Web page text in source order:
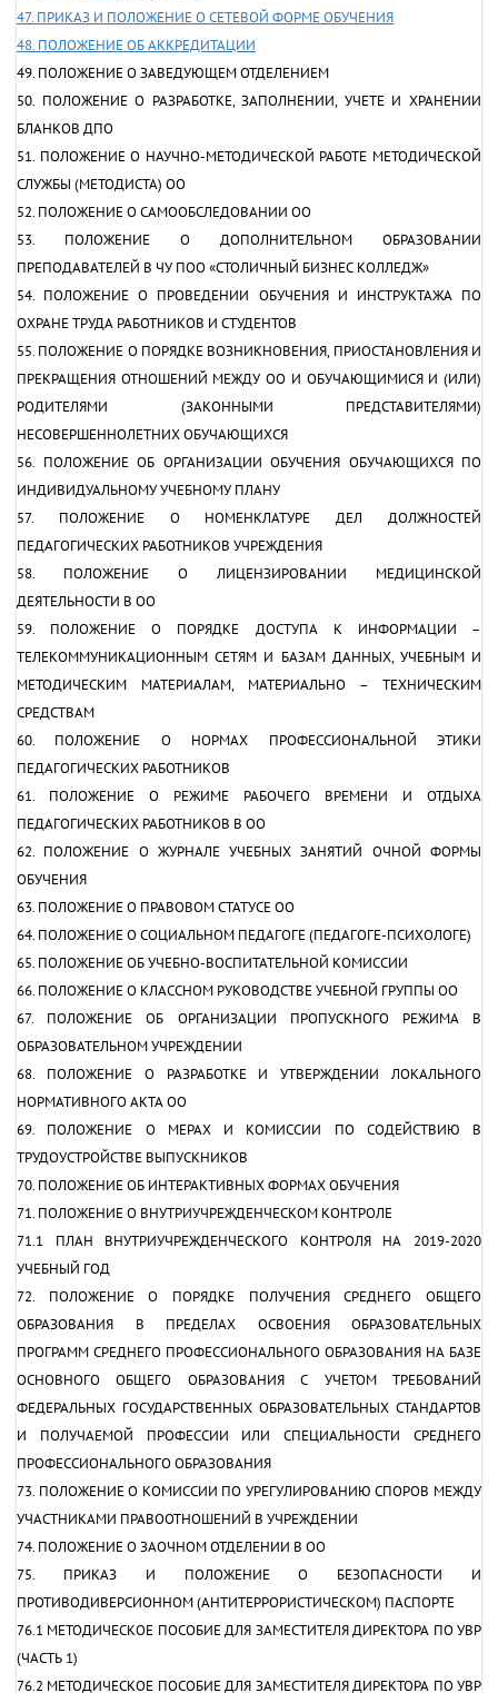
47. ПРИКАЗ И ПОЛОЖЕНИЕ О СЕТЕВОЙ ФОРМЕ ОБУЧЕНИЯ
48. ПОЛОЖЕНИЕ ОБ АККРЕДИТАЦИИ
49. ПОЛОЖЕНИЕ О ЗАВЕДУЮЩЕМ ОТДЕЛЕНИЕМ
50. ПОЛОЖЕНИЕ О РАЗРАБОТКЕ, ЗАПОЛНЕНИИ, УЧЕТЕ И ХРАНЕНИИ
БЛАНКОВ ДПО
51. ПОЛОЖЕНИЕ О НАУЧНО-МЕТОДИЧЕСКОЙ РАБОТЕ МЕТОДИЧЕСКОЙ
СЛУЖБЫ (МЕТОДИСТА) ОО
52. ПОЛОЖЕНИЕ О САМООБСЛЕДОВАНИИ ОО
53. ПОЛОЖЕНИЕ О ДОПОЛНИТЕЛЬНОМ ОБРАЗОВАНИИ
ПРЕПОДАВАТЕЛЕЙ В ЧУ ПОО «СТОЛИЧНЫЙ БИЗНЕС КОЛЛЕДЖ»
54. ПОЛОЖЕНИЕ О ПРОВЕДЕНИИ ОБУЧЕНИЯ И ИНСТРУКТАЖА ПО
ОХРАНЕ ТРУДА РАБОТНИКОВ И СТУДЕНТОВ
55. ПОЛОЖЕНИЕ О ПОРЯДКЕ ВОЗНИКНОВЕНИЯ, ПРИОСТАНОВЛЕНИЯ И
ПРЕКРАЩЕНИЯ ОТНОШЕНИЙ МЕЖДУ ОО И ОБУЧАЮЩИМИСЯ И (ИЛИ)
РОДИТЕЛЯМИ (ЗАКОННЫМИ ПРЕДСТАВИТЕЛЯМИ)
НЕСОВЕРШЕННОЛЕТНИХ ОБУЧАЮЩИХСЯ
56. ПОЛОЖЕНИЕ ОБ ОРГАНИЗАЦИИ ОБУЧЕНИЯ ОБУЧАЮЩИХСЯ ПО
ИНДИВИДУАЛЬНОМУ УЧЕБНОМУ ПЛАНУ
57. ПОЛОЖЕНИЕ О НОМЕНКЛАТУРЕ ДЕЛ ДОЛЖНОСТЕЙ
ПЕДАГОГИЧЕСКИХ РАБОТНИКОВ УЧРЕЖДЕНИЯ
58. ПОЛОЖЕНИЕ О ЛИЦЕНЗИРОВАНИИ МЕДИЦИНСКОЙ
ДЕЯТЕЛЬНОСТИ В ОО
59. ПОЛОЖЕНИЕ О ПОРЯДКЕ ДОСТУПА К ИНФОРМАЦИИ –
ТЕЛЕКОММУНИКАЦИОННЫМ СЕТЯМ И БАЗАМ ДАННЫХ, УЧЕБНЫМ И
МЕТОДИЧЕСКИМ МАТЕРИАЛАМ, МАТЕРИАЛЬНО – ТЕХНИЧЕСКИМ
СРЕДСТВАМ
60. ПОЛОЖЕНИЕ О НОРМАХ ПРОФЕССИОНАЛЬНОЙ ЭТИКИ
ПЕДАГОГИЧЕСКИХ РАБОТНИКОВ
61. ПОЛОЖЕНИЕ О РЕЖИМЕ РАБОЧЕГО ВРЕМЕНИ И ОТДЫХА
ПЕДАГОГИЧЕСКИХ РАБОТНИКОВ В ОО
62. ПОЛОЖЕНИЕ О ЖУРНАЛЕ УЧЕБНЫХ ЗАНЯТИЙ ОЧНОЙ ФОРМЫ
ОБУЧЕНИЯ
63. ПОЛОЖЕНИЕ О ПРАВОВОМ СТАТУСЕ ОО
64. ПОЛОЖЕНИЕ О СОЦИАЛЬНОМ ПЕДАГОГЕ (ПЕДАГОГЕ-ПСИХОЛОГЕ)
65. ПОЛОЖЕНИЕ ОБ УЧЕБНО-ВОСПИТАТЕЛЬНОЙ КОМИССИИ
66. ПОЛОЖЕНИЕ О КЛАССНОМ РУКОВОДСТВЕ УЧЕБНОЙ ГРУППЫ ОО
67. ПОЛОЖЕНИЕ ОБ ОРГАНИЗАЦИИ ПРОПУСКНОГО РЕЖИМА В
ОБРАЗОВАТЕЛЬНОМ УЧРЕЖДЕНИИ
68. ПОЛОЖЕНИЕ О РАЗРАБОТКЕ И УТВЕРЖДЕНИИ ЛОКАЛЬНОГО
НОРМАТИВНОГО АКТА ОО
69. ПОЛОЖЕНИЕ О МЕРАХ И КОМИССИИ ПО СОДЕЙСТВИЮ В
ТРУДОУСТРОЙСТВЕ ВЫПУСКНИКОВ
70. ПОЛОЖЕНИЕ ОБ ИНТЕРАКТИВНЫХ ФОРМАХ ОБУЧЕНИЯ
71. ПОЛОЖЕНИЕ О ВНУТРИУЧРЕЖДЕНЧЕСКОМ КОНТРОЛЕ
71.1 ПЛАН ВНУТРИУЧРЕЖДЕНЧЕСКОГО КОНТРОЛЯ НА 2019-2020
УЧЕБНЫЙ ГОД
72. ПОЛОЖЕНИЕ О ПОРЯДКЕ ПОЛУЧЕНИЯ СРЕДНЕГО ОБЩЕГО
ОБРАЗОВАНИЯ В ПРЕДЕЛАХ ОСВОЕНИЯ ОБРАЗОВАТЕЛЬНЫХ
ПРОГРАММ СРЕДНЕГО ПРОФЕССИОНАЛЬНОГО ОБРАЗОВАНИЯ НА БАЗЕ
ОСНОВНОГО ОБЩЕГО ОБРАЗОВАНИЯ С УЧЕТОМ ТРЕБОВАНИЙ
ФЕДЕРАЛЬНЫХ ГОСУДАРСТВЕННЫХ ОБРАЗОВАТЕЛЬНЫХ СТАНДАРТОВ
И ПОЛУЧАЕМОЙ ПРОФЕССИИ ИЛИ СПЕЦИАЛЬНОСТИ СРЕДНЕГО
ПРОФЕССИОНАЛЬНОГО ОБРАЗОВАНИЯ
73. ПОЛОЖЕНИЕ О КОМИССИИ ПО УРЕГУЛИРОВАНИЮ СПОРОВ МЕЖДУ
УЧАСТНИКАМИ ПРАВООТНОШЕНИЙ В УЧРЕЖДЕНИИ
74. ПОЛОЖЕНИЕ О ЗАОЧНОМ ОТДЕЛЕНИИ В ОО
75. ПРИКАЗ И ПОЛОЖЕНИЕ О БЕЗОПАСНОСТИ И
ПРОТИВОДИВЕРСИОННОМ (АНТИТЕРРОРИСТИЧЕСКОМ) ПАСПОРТЕ
76.1 МЕТОДИЧЕСКОЕ ПОСОБИЕ ДЛЯ ЗАМЕСТИТЕЛЯ ДИРЕКТОРА ПО УВР
(ЧАСТЬ 1)
76.2 МЕТОДИЧЕСКОЕ ПОСОБИЕ ДЛЯ ЗАМЕСТИТЕЛЯ ДИРЕКТОРА ПО УВР